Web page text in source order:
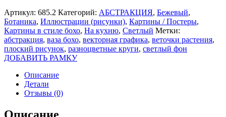
Артикул: 685.2 Категорий: АБСТРАКЦИЯ, Бежевый,
Ботаника, Иллюстрации (рисунки), Картины / Постеры,
Картины в стиле бохо, На кухню, Светлый Метки:
абстракция, ваза бохо, векторная графика, веточки растения,
плоский рисунок, разноцветные круги, светлый фон
ДОБАВИТЬ РАМКУ
Описание
Детали
Отзывы (0)
Описание